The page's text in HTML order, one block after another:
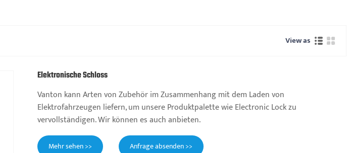
View as
Elektronische Schloss
Vanton kann Arten von Zubehör im Zusammenhang mit dem Laden von
Elektrofahrzeugen liefern, um unsere Produktpalette wie Electronic Lock zu
vervollständigen. Wir können es auch anbieten.
Mehr sehen >> Anfrage absenden >>